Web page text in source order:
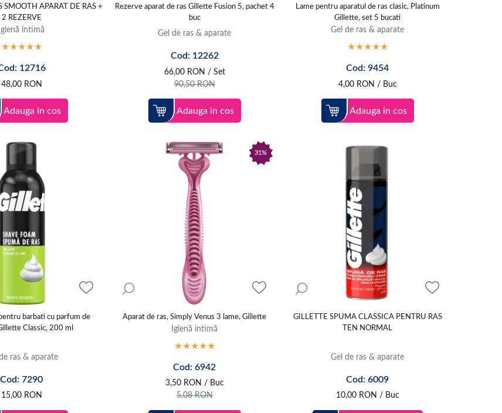
SMOOTH APARAT DE RAS +
2 REZERVE
Igienă intimă
12716
48,00 RON
Adauga in cos
Rezerve aparat de ras Gillette Fusion 5, pachet 4
buc
Gel de ras & aparate
Cod: 12262
66,00 RON / Set
90,50RON
Adauga in cos
Lame pentru aparatul de ras clasic, Platinum
Gillette, set 5 bucati
Gel de ras & aparate
Cod: 9454
4,00 RON / Buc
Adauga in cos
barbati cu parfum de
Classic, 200 ml
ras & aparate
Cod: 7290
15,00 RON
31%
Aparat de ras, Simply Venus 3 lame, Gillette
Igienă intimă
Cod: 6942
3,50 RON / Buc
5,08RON
GILLETTE SPUMA CLASSICA PENTRU RAS
TEN NORMAL
Gel de ras & aparate
Cod: 6009
10,00 RON / Buc